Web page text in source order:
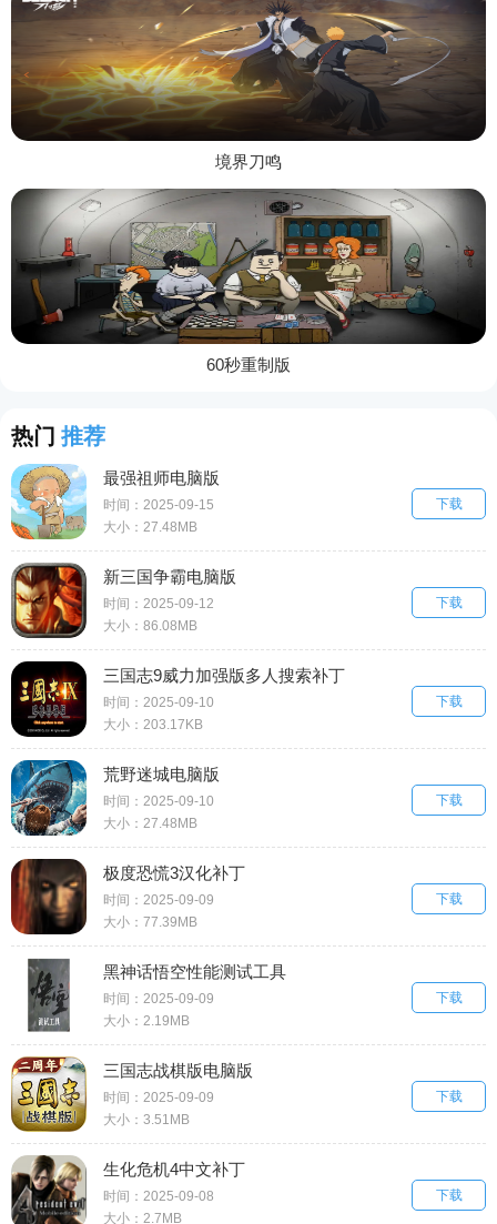
境界刀鸣
60秒重制版
热门 推荐
最强祖师电脑版
时间：2025-09-15
大小：27.48MB
下载
新三国争霸电脑版
时间：2025-09-12
大小：86.08MB
下载
三国志9威力加强版多人搜索补丁
时间：2025-09-10
大小：203.17KB
下载
荒野迷城电脑版
时间：2025-09-10
大小：27.48MB
下载
极度恐慌3汉化补丁
时间：2025-09-09
大小：77.39MB
下载
黑神话悟空性能测试工具
时间：2025-09-09
大小：2.19MB
下载
三国志战棋版电脑版
时间：2025-09-09
大小：3.51MB
下载
生化危机4中文补丁
时间：2025-09-08
大小：2.7MB
下载